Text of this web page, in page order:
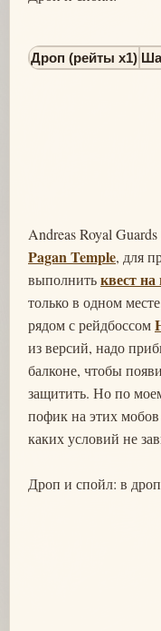
Дроп (рейты х1)
Andreas Royal
Pagan Temple, для
выполнитьквест
только в одном
рядом с рейдбоссом
из версий, надо
балконе, чтобы
защитить. Но по
пофик на этих
каких условий не
Дроп и спойл: в